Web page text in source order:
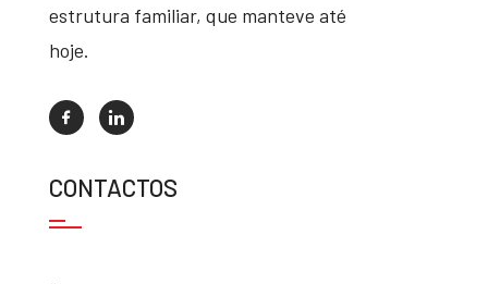
estrutura familiar, que manteve até
hoje.
CONTACTOS